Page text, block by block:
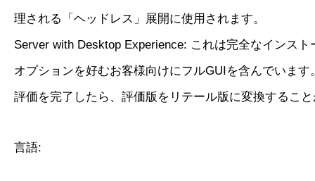
理される「ヘッドレス」展開に使用されます。
Server with Desktop Experience: これは完全なインスト
オプションを好むお客様向けにフルGUIを含んでいます
評価を完了したら、評価版をリテール版に変換するこ
言語: